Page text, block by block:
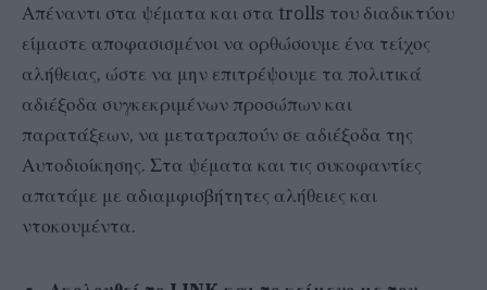
Απέναντι στα ψέματα και στα trolls του διαδικτύου
είμαστε αποφασισμένοι να ορθώσουμε ένα τείχος
αλήθειας, ώστε να μην επιτρέψουμε τα πολιτικά
αδιέξοδα συγκεκριμένων προσώπων και
παρατάξεων, να μετατραπούν σε αδιέξοδα της
Αυτοδιοίκησης. Στα ψέματα και τις συκοφαντίες
απατάμε με αδιαμφισβήτητες αλήθειες και
ντοκουμέντα.